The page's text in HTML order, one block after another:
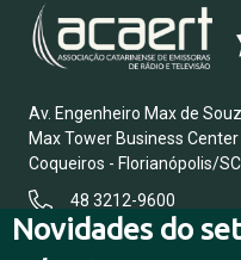
Novidades do
Av. Engenheiro Max de
Max Tower Business
Coqueiros - Florianópolis/
48 3212-9600